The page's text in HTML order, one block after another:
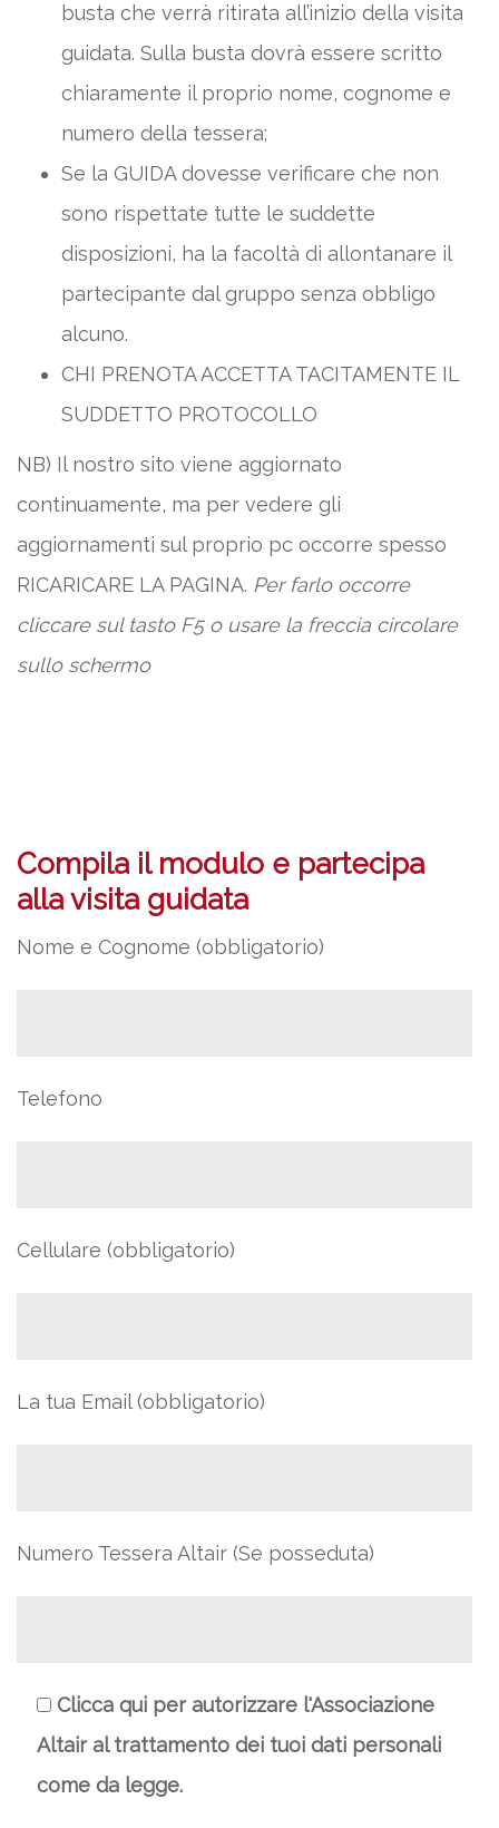
busta che verrà ritirata all’inizio della visita
guidata. Sulla busta dovrà essere scritto
chiaramente il proprio nome, cognome e
numero della tessera;
Se la GUIDA dovesse verificare che non
sono rispettate tutte le suddette
disposizioni, ha la facoltà di allontanare il
partecipante dal gruppo senza obbligo
alcuno.
CHI PRENOTA ACCETTA TACITAMENTE IL
SUDDETTO PROTOCOLLO
NB) Il nostro sito viene aggiornato
continuamente, ma per vedere gli
aggiornamenti sul proprio pc occorre spesso
RICARICARE LA PAGINA. Per farlo occorre
cliccare sul tasto F5 o usare la freccia circolare
sullo schermo
Compila il modulo e partecipa
alla visita guidata
Nome e Cognome (obbligatorio)
Telefono
Cellulare (obbligatorio)
La tua Email (obbligatorio)
Numero Tessera Altair (Se posseduta)
Clicca qui per autorizzare l'Associazione
Altair al trattamento dei tuoi dati personali
come da legge.